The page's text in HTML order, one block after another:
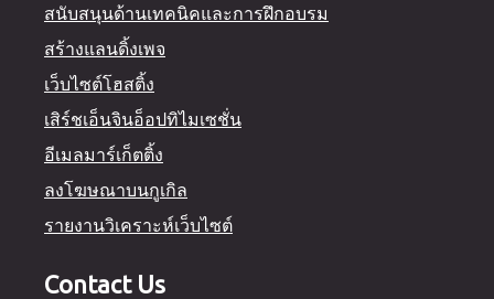
สนับสนุนด้านเทคนิคและการฝึกอบรม
สร้างแลนดิ้งเพจ
เว็บไซต์โฮสติ้ง
เสิร์ชเอ็นจินอ็อปทิไมเซชั่น
อีเมลมาร์เก็ตติ้ง
ลงโฆษณาบนกูเกิล
รายงานวิเคราะห์เว็บไซต์
Contact Us